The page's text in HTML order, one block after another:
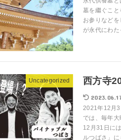
墓を繼ぐこと
お参りなど
が永代にわた
Uncategorized 西方寺
2021年12月
では、毎年
12月31日に
ルつばさ」に